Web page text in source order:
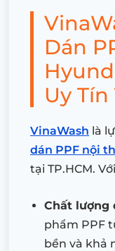
Dán
Uy Tín
VinaWash là
dán PPF nội
tại TP.HCM.
Chất lượng
phẩm PPF
bền và khả